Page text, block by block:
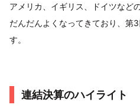
アメリカ、イギリス、ドイツなど
だんだんよくなってきており、第
す。
連結決算のハイライト